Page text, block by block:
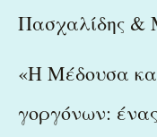
Πασχαλίδης &
«Η Μέδουσα
γοργόνων: